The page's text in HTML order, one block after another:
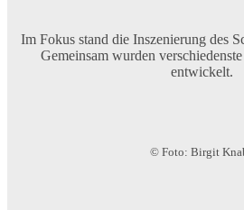
Im Fokus stand die Inszenierung des
Gemeinsam wurden
entwickelt.
© Foto: Birgit